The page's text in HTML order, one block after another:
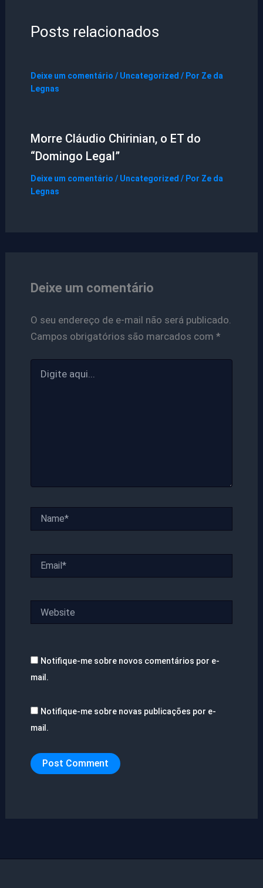
Posts relacionados
Deixe um comentário / Uncategorized / Por Ze da
Legnas
Morre Cláudio Chirinian, o ET do
“Domingo Legal”
Deixe um comentário / Uncategorized / Por Ze da
Legnas
Deixe um comentário
O seu endereço de e-mail não será publicado.
Campos obrigatórios são marcados com *
aqui...
Notifique-me sobre novos comentários por e-
mail.
Notifique-me sobre novas publicações por e-
mail.